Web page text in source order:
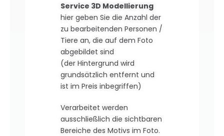
Service 3D Modellierung
hier geben Sie die Anzahl der
zu bearbeitenden Personen /
Tiere an, die auf dem Foto
abgebildet sind
(der Hintergrund wird
grundsätzlich entfernt und
ist im Preis inbegriffen)
Verarbeitet werden
ausschließlich die sichtbaren
Bereiche des Motivs im Foto.